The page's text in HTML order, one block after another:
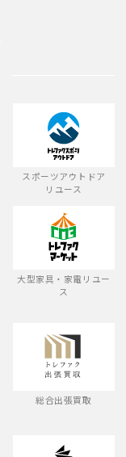
スポーツアウトドア
リユース
大型家具・家電リユー
ス
総合出張買取